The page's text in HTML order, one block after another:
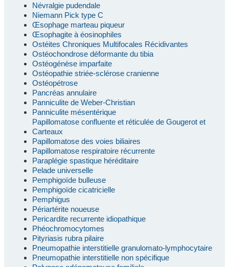
Névralgie pudendale
Niemann Pick type C
Œsophage marteau piqueur
Œsophagite à éosinophiles
Ostéites Chroniques Multifocales Récidivantes
Ostéochondrose déformante du tibia
Ostéogénèse imparfaite
Ostéopathie striée-sclérose cranienne
Ostéopétrose
Pancréas annulaire
Panniculite de Weber-Christian
Panniculite mésentérique
Papillomatose confluente et réticulée de Gougerot et
Carteaux
Papillomatose des voies biliaires
Papillomatose respiratoire récurrente
Paraplégie spastique héréditaire
Pelade universelle
Pemphigoïde bulleuse
Pemphigoïde cicatricielle
Pemphigus
Périartérite noueuse
Pericardite recurrente idiopathique
Phéochromocytomes
Pityriasis rubra pilaire
Pneumopathie interstitielle granulomato-lymphocytaire
Pneumopathie interstitielle non spécifique